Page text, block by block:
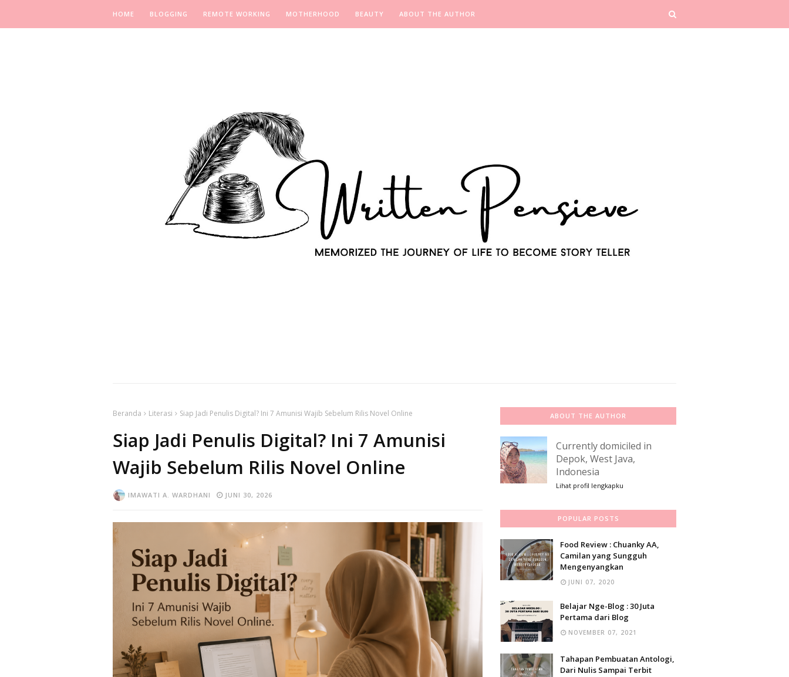
HOME BLOGGING REMOTE WORKING MOTHERHOOD BEAUTY ABOUT THE AUTHOR
Beranda Literasi Siap Jadi Penulis Digital? Ini 7 Amunisi Wajib Sebelum Rilis Novel Online
Siap Jadi Penulis Digital? Ini 7 Amunisi
Wajib Sebelum Rilis Novel Online
IMAWATI A. WARDHANI JUNI 30, 2026
ABOUT THE AUTHOR
Currently domiciled in
Depok, West Java,
Indonesia
Lihat profil lengkapku
POPULAR POSTS
Food Review : Chuanky AA,
Camilan yang Sungguh
Mengenyangkan
JUNI 07, 2020
Belajar Nge-Blog : 30 Juta
Pertama dari Blog
NOVEMBER 07, 2021
Tahapan Pembuatan Antologi,
Dari Nulis Sampai Terbit